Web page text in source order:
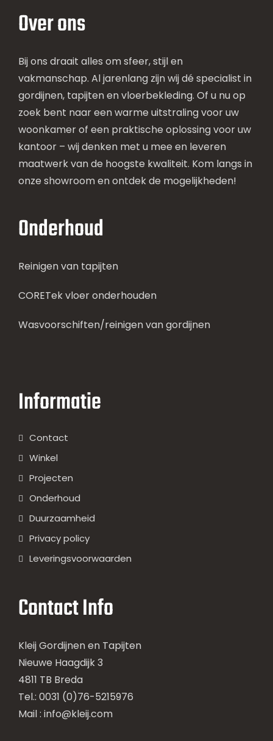
Over ons
Bij ons draait alles om sfeer, stijl en
vakmanschap. Al jarenlang zijn wij dé specialist in
gordijnen, tapijten en vloerbekleding. Of u nu op
zoek bent naar een warme uitstraling voor uw
woonkamer of een praktische oplossing voor uw
kantoor – wij denken met u mee en leveren
maatwerk van de hoogste kwaliteit. Kom langs in
onze showroom en ontdek de mogelijkheden!
Onderhoud
Reinigen van tapijten
CORETek vloer onderhouden
Wasvoorschiften/reinigen van gordijnen
Informatie
Contact
Winkel
Projecten
Onderhoud
Duurzaamheid
Privacy policy
Leveringsvoorwaarden
Contact Info
Kleij Gordijnen en Tapijten
Nieuwe Haagdijk 3
4811 TB Breda
Tel.: 0031 (0)76-5215976
Mail : info@kleij.com